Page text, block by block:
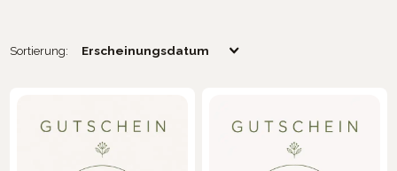
Sortierung: